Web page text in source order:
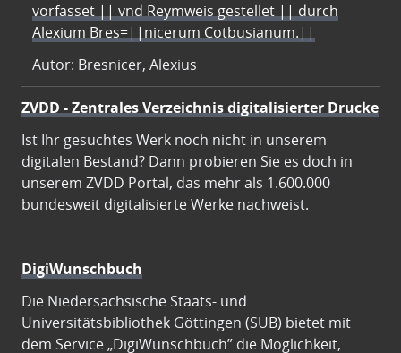
vorfasset || vnd Reymweis gestellet || durch
Alexium Bres=||nicerum Cotbusianum.||
Autor: Bresnicer, Alexius
ZVDD - Zentrales Verzeichnis digitalisierter Drucke
Ist Ihr gesuchtes Werk noch nicht in unserem
digitalen Bestand? Dann probieren Sie es doch in
unserem ZVDD Portal, das mehr als 1.600.000
bundesweit digitalisierte Werke nachweist.
DigiWunschbuch
Die Niedersächsische Staats- und
Universitätsbibliothek Göttingen (SUB) bietet mit
dem Service „DigiWunschbuch” die Möglichkeit,